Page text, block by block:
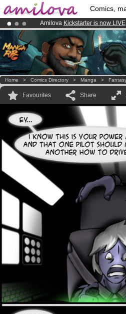
Comics,
Amilova Kickstarter is now LIVE
Premium membership from
Already 134393membersand
Home > Comics Directory > Manga >
Favourites Share